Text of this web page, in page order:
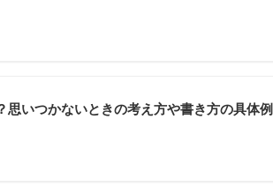
思いつかないときの考え方や書き方の具体例